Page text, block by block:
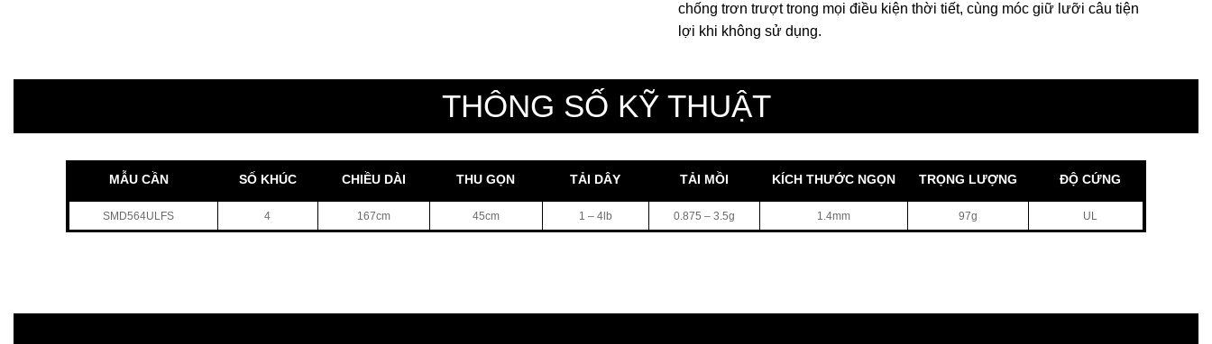
chống trơn trượt trong mọi điều kiện thời tiết, cùng móc giữ lưỡi câu tiện
lợi khi không sử dụng.
THÔNG SỐ KỸ THUẬT
MẪU CẦN SỐ KHÚC CHIỀU DÀI THU GỌN TẢI DÂY TẢI MỒI KÍCH THƯỚC NGỌN TRỌNG LƯỢNG ĐỘ CỨNG
SMD564ULFS 4 167cm 45cm 1 – 4lb 0.875 – 3.5g 1.4mm 97g UL